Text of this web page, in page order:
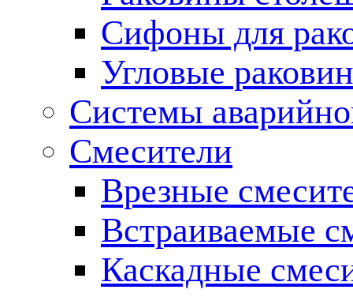
Сифоны для
Угловые
Системы
Смесители
Врезные
Встраиваемые
Каскадные